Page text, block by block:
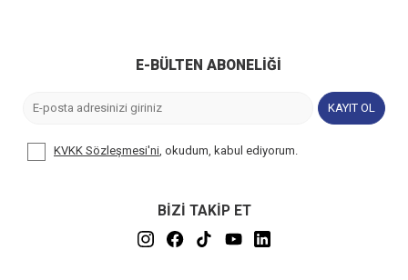
E-BÜLTEN ABONELIĞI
KAYIT OL
KVKK Sözleşmesi'ni , okudum, kabul ediyorum.
BİZİ TAKİP ET